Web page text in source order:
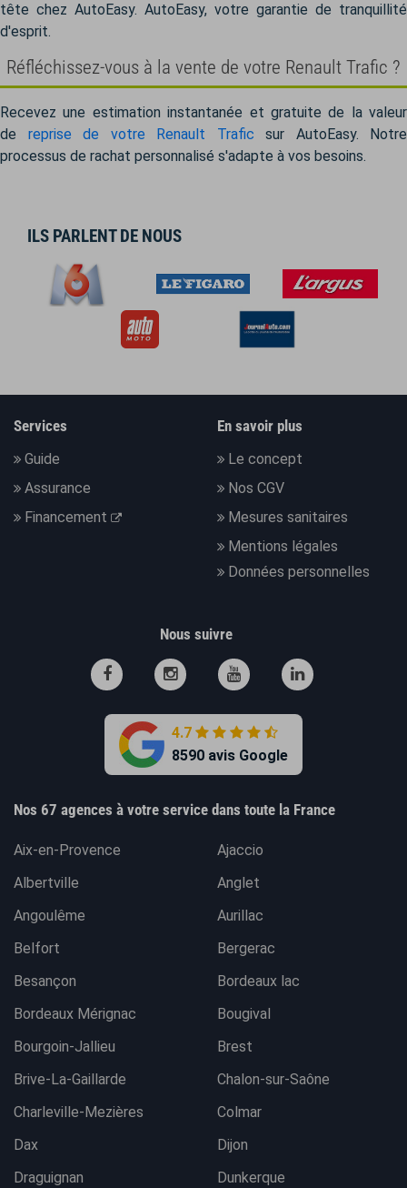
tête chez AutoEasy. AutoEasy, votre garantie de tranquillité
d'esprit.
Réfléchissez-vous à la vente de votre Renault Trafic ?
Recevez une estimation instantanée et gratuite de la valeur
de reprise de votre Renault Trafic sur AutoEasy. Notre
processus de rachat personnalisé s'adapte à vos besoins.
ILS PARLENT DE NOUS
Services
Guide
Assurance
Financement
En savoir plus
Le concept
Nos CGV
Mesures sanitaires
Mentions légales
Données personnelles
Nous suivre
4.7
8590 avis Google
Nos 67 agences à votre service dans toute la France
Aix-en-Provence
Ajaccio
Albertville
Anglet
Angoulême
Aurillac
Belfort
Bergerac
Besançon
Bordeaux lac
Bordeaux Mérignac
Bougival
Bourgoin-Jallieu
Brest
Brive-La-Gaillarde
Chalon-sur-Saône
Charleville-Mezières
Colmar
Dax
Dijon
Draguignan
Dunkerque